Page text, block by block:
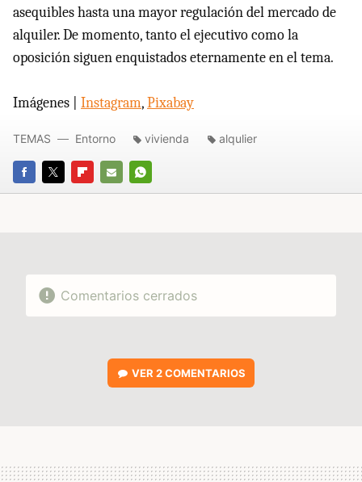
asequibles hasta una mayor regulación del mercado de
alquiler. De momento, tanto el ejecutivo como la
oposición siguen enquistados eternamente en el tema.
Imágenes | Instagram,Pixabay
FACEBOOK
TWITTERFLIPBOARD
E-
WHATSAPP
TEMAS Entorno vivienda alqulier
Comentarios cerrados
VER2 COMENTARIOS